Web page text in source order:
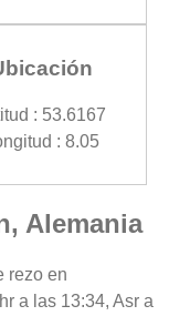
: 53.6167
: 8.05
Alemania
rezo en
a las 13:34, Asr a